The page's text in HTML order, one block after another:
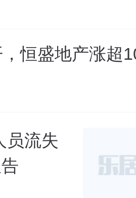
恒盛地产涨超
员流失